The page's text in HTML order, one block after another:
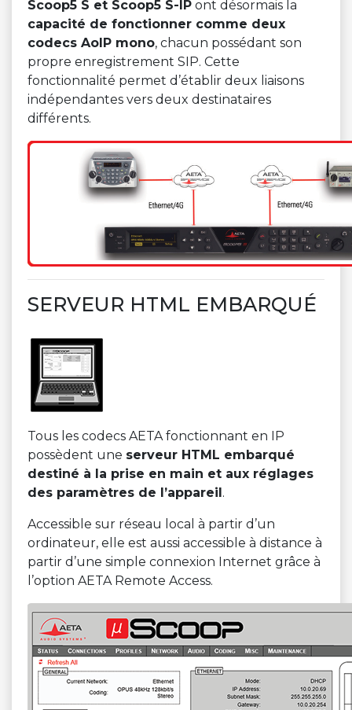
Scoop5 S et Scoop5 S-IP ont désormais la
capacité de fonctionner comme deux
codecs AoIP mono, chacun possédant son
propre enregistrement SIP. Cette
fonctionnalité permet d’établir deux liaisons
indépendantes vers deux destinataires
différents.
SERVEUR HTML EMBARQUÉ
Tous les codecs AETA fonctionnant en IP
possèdent une serveur HTML embarqué
destiné à la prise en main et aux réglages
des paramètres de l’appareil.
Accessible sur réseau local à partir d’un
ordinateur, elle est aussi accessible à distance à
partir d’une simple connexion Internet grâce à
l’option AETA Remote Access.